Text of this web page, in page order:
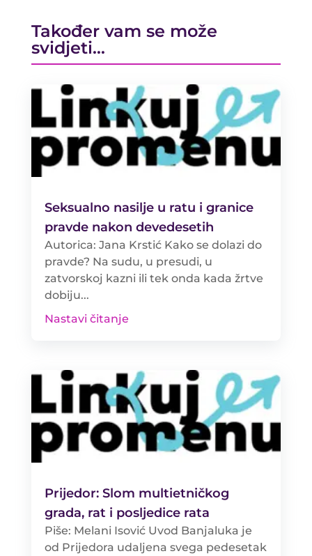
Također vam se može
svidjeti…
Seksualno nasilje u ratu i granice
pravde nakon devedesetih
Autorica: Jana Krstić Kako se dolazi do
pravde? Na sudu, u presudi, u
zatvorskoj kazni ili tek onda kada žrtve
dobiju...
Nastavi čitanje
Prijedor: Slom multietničkog
grada, rat i posljedice rata
Piše: Melani Isović Uvod Banjaluka je
od Prijedora udaljena svega pedesetak